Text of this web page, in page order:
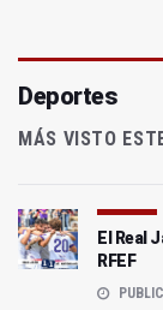
Deportes
MÁS VISTO
El Real
RFEF